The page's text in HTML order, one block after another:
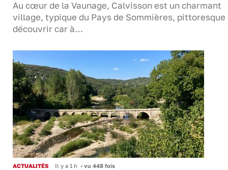
Au cœur de la Vaunage, Calvisson est un charmant
village, typique du Pays de Sommières, pittoresque
découvrir car à…
ACTUALITÉS Il y a 1 h • vu 448 fois